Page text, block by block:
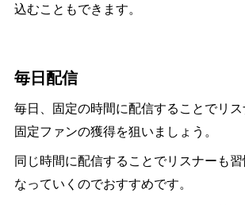
込むこともできます。
毎日配信
毎日、固定の時間に配信することでリ
固定ファンの獲得を狙いましょう。
同じ時間に配信することでリスナーも
なっていくのでおすすめです。